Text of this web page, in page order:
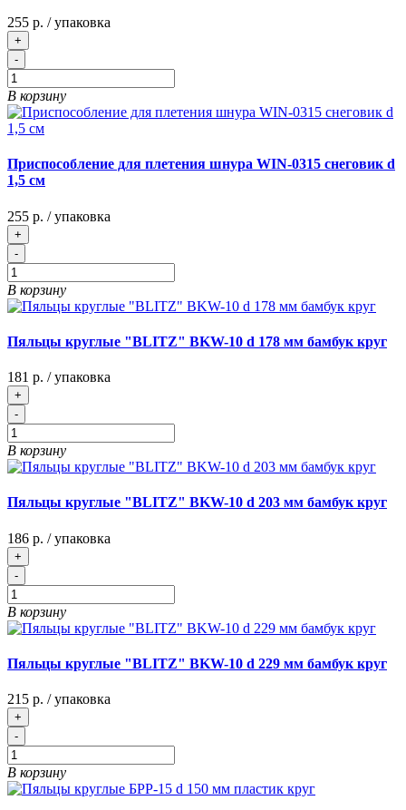
255 р. / упаковка
+
-
В корзину
Приспособление для плетения шнура WIN-0315 снеговик d
1,5 см
255 р. / упаковка
+
-
В корзину
Пяльцы круглые "BLITZ" BKW-10 d 178 мм бамбук круг
181 р. / упаковка
+
-
В корзину
Пяльцы круглые "BLITZ" BKW-10 d 203 мм бамбук круг
186 р. / упаковка
+
-
В корзину
Пяльцы круглые "BLITZ" BKW-10 d 229 мм бамбук круг
215 р. / упаковка
+
-
В корзину